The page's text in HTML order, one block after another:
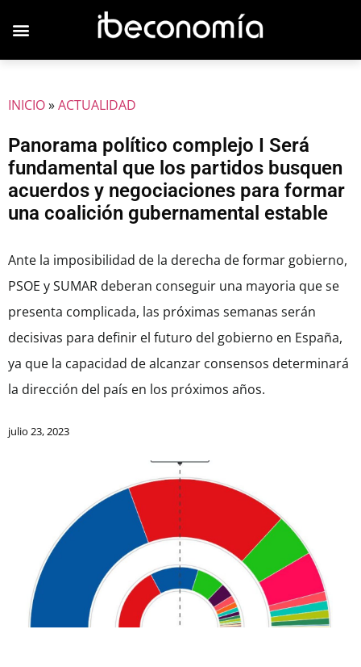
INICIO»ACTUALIDAD
Panorama político complejo I Será
fundamental que los partidos busquen
acuerdos y negociaciones para formar
una coalición gubernamental estable
Ante la imposibilidad de la derecha de formar gobierno,
PSOE y SUMAR deberan conseguir una mayoria que se
presenta complicada, las próximas semanas serán
decisivas para definir el futuro del gobierno en España,
ya que la capacidad de alcanzar consensos determinará
la dirección del país en los próximos años.
julio 23, 2023